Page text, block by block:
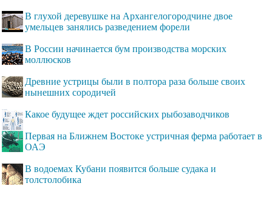
В глухой деревушке на Архангелогородчине двое
умельцев занялись разведением форели
В России начинается бум производства морских
моллюсков
Древние устрицы были в полтора раза больше своих
нынешних сородичей
Какое будущее ждет российских рыбозаводчиков
Первая на Ближнем Востоке устричная ферма работает в
ОАЭ
В водоемах Кубани появится больше судака и
толстолобика